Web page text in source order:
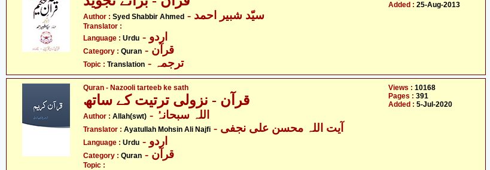
Author : Syed Shabbir Ahmed - سیّد شبیر احمد
Translator :
Language : Urdu - اردو
Category : Quran - قرآن
Topic : Translation - ترجمہ
Added : 25-Aug-2013
Quran - Nazooli tarteeb ke sath
قرآن - نزولی ترتیت کے ساتھ
Author : Allah(swt) - اللہ سبحانہُ
Translator : Ayatullah Mohsin Ali Najfi - آیت اللہ محسن علی نجفی
Language : Urdu - اردو
Category : Quran - قرآن
Topic :
Views : 10168
Pages : 391
Added : 5-Jul-2020